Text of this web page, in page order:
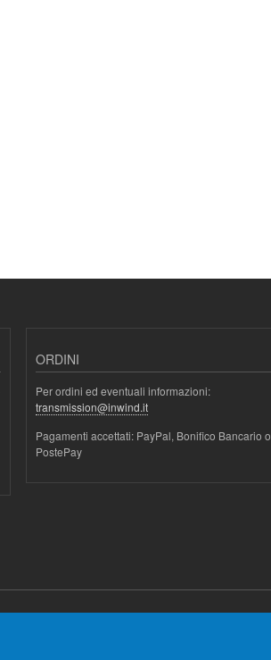
ORDINI
Per ordini ed eventuali informazioni:
transmission@inwind.it
Pagamenti accettati: PayPal, Bonifico Bancario o
PostePay